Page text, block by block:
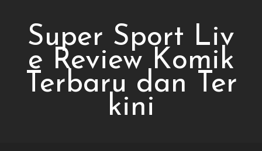
Super Sport Liv
e Review Komik
Terbaru dan Ter
kini